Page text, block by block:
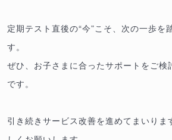
定期テスト直後の“今”こそ、次の一歩を
す。
ぜひ、お子さまに合ったサポートをご検
です。
引き続きサービス改善を進めてまいりま